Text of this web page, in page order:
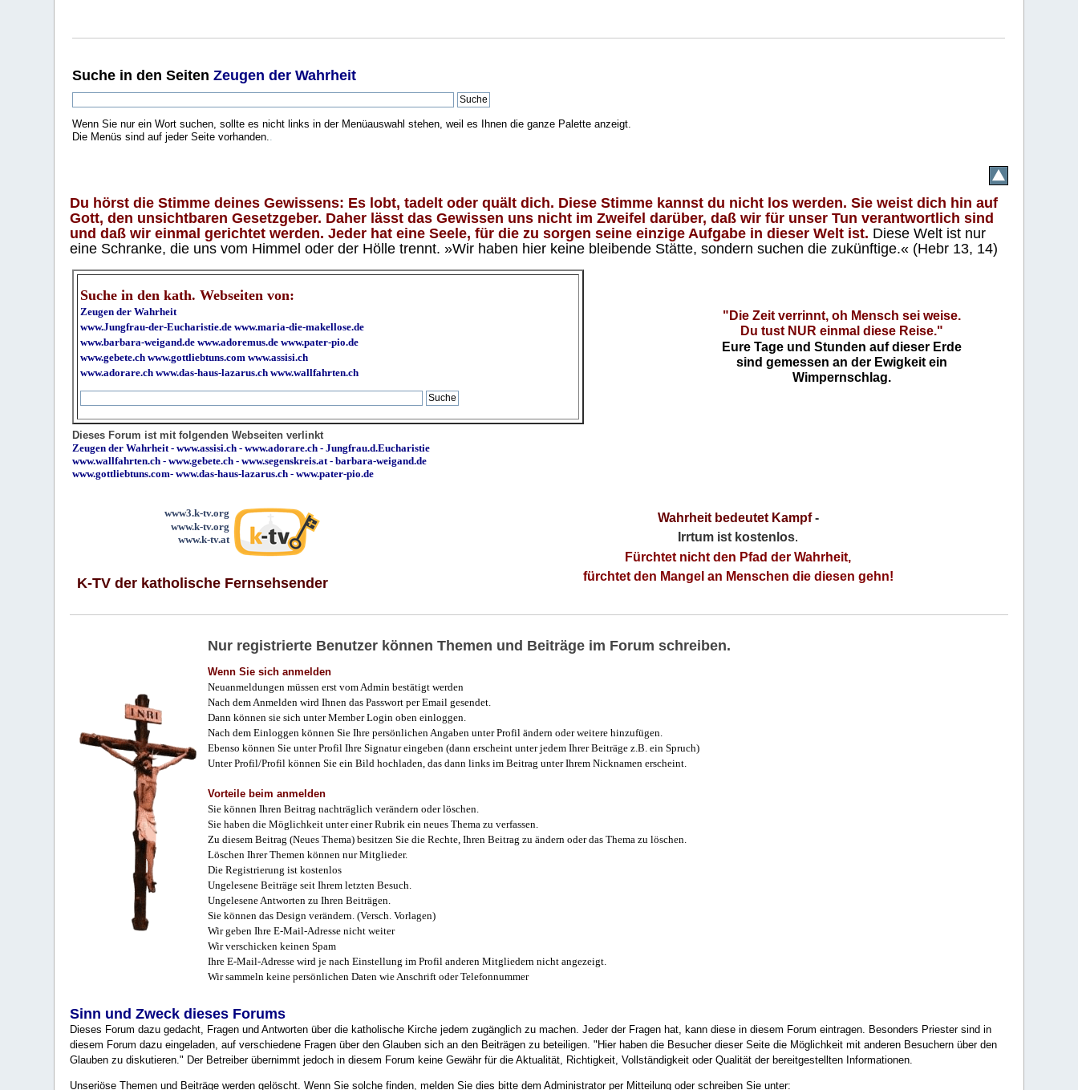
Suche in den SeitenZeugen der Wahrheit
Wenn Sie nur ein Wort suchen, sollte es nicht links in der Menüauswahl stehen, weil es Ihnen die ganze Palette anzeigt.
Die Menüs sind auf jeder Seite vorhanden.
Du hörst die Stimme deines Gewissens: Es lobt, tadelt oder quält dich. Diese Stimme kannst du nicht los werden. Sie weist dich hin auf
Gott, den unsichtbaren Gesetzgeber. Daher lässt das Gewissen uns nicht im Zweifel darüber, daß wir für unser Tun verantwortlich sind
und daß wir einmal gerichtet werden. Jeder hat eine Seele, für die zu sorgen seine einzige Aufgabe in dieser Welt ist. Diese Welt ist nur
eine Schranke, die uns vom Himmel oder der Hölle trennt. »Wir haben hier keine bleibende Stätte, sondern suchen die zukünftige.« (Hebr 13, 14)
Suche in den kath. Webseiten von:
Zeugen der Wahrheit
www.Jungfrau-der-Eucharistie.de www.maria-die-makellose.de
www.barbara-weigand.de www.adoremus.de www.pater-pio.de
www.gebete.ch www.gottliebtuns.com www.assisi.ch
www.adorare.ch www.das-haus-lazarus.ch www.wallfahrten.ch
"Die Zeit verrinnt, oh Mensch sei weise.
Du tust NUR einmal diese Reise."
Eure Tage und Stunden auf dieser Erde
sind gemessen an der Ewigkeit ein
Wimpernschlag.
Dieses Forum ist mit folgenden Webseiten verlinkt
Zeugen der Wahrheit -www.assisi.ch -www.adorare.ch -Jungfrau.d.Eucharistie
www.wallfahrten.ch -www.gebete.ch -www.segenskreis.at -barbara-weigand.de
www.gottliebtuns.com-www.das-haus-lazarus.ch - www.pater-pio.de
www3.k-tv.org
www.k-tv.org
www.k-tv.at
K-TV der katholische Fernsehsender
Wahrheit bedeutet Kampf-
Irrtum ist kostenlos.
Fürchtet nicht den Pfad der Wahrheit,
fürchtet den Mangel an Menschen die diesen gehn!
Nur registrierte Benutzer können Themen und Beiträge im Forum schreiben.
Wenn Sie sich anmelden
Neuanmeldungen müssen erst vom Admin bestätigt werden
Nach dem Anmelden wird Ihnen das Passwort per Email gesendet.
Dann können sie sich unter Member Login oben einloggen.
Nach dem Einloggen können Sie Ihre persönlichen Angaben unter Profil ändern oder weitere hinzufügen.
Ebenso können Sie unter Profil Ihre Signatur eingeben (dann erscheint unter jedem Ihrer Beiträge z.B. ein Spruch)
Unter Profil/Profil können Sie ein Bild hochladen, das dann links im Beitrag unter Ihrem Nicknamen erscheint.
Vorteile beim anmelden
Sie können Ihren Beitrag nachträglich verändern oder löschen.
Sie haben die Möglichkeit unter einer Rubrik ein neues Thema zu verfassen.
Zu diesem Beitrag (Neues Thema) besitzen Sie die Rechte, Ihren Beitrag zu ändern oder das Thema zu löschen.
Löschen Ihrer Themen können nur Mitglieder.
Die Registrierung ist kostenlos
Ungelesene Beiträge seit Ihrem letzten Besuch.
Ungelesene Antworten zu Ihren Beiträgen.
Sie können das Design verändern. (Versch. Vorlagen)
Wir geben Ihre E-Mail-Adresse nicht weiter
Wir verschicken keinen Spam
Ihre E-Mail-Adresse wird je nach Einstellung im Profil anderen Mitgliedern nicht angezeigt.
Wir sammeln keine persönlichen Daten wie Anschrift oder Telefonnummer
Sinn und Zweck dieses Forums
Dieses Forum dazu gedacht, Fragen und Antworten über die katholische Kirche jedem zugänglich zu machen. Jeder der Fragen hat, kann diese in diesem Forum eintragen. Besonders Priester sind in
diesem Forum dazu eingeladen, auf verschiedene Fragen über den Glauben sich an den Beiträgen zu beteiligen. "Hier haben die Besucher dieser Seite die Möglichkeit mit anderen Besuchern über den
Glauben zu diskutieren." Der Betreiber übernimmt jedoch in diesem Forum keine Gewähr für die Aktualität, Richtigkeit, Vollständigkeit oder Qualität der bereitgestellten Informationen.
Unseriöse Themen und Beiträge werden gelöscht. Wenn Sie solche finden, melden Sie dies bitte dem Administrator per Mitteilung oder schreiben Sie unter: